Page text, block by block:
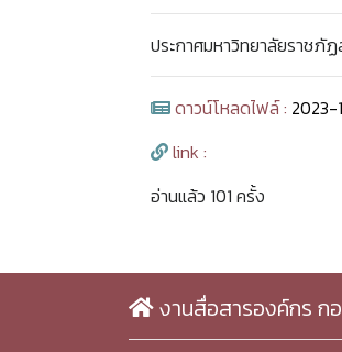
ประกาศมหาวิทยาลัยราชภั
ดาวน์โหลดไฟล์ : 2023-
link :
อ่านแล้ว 101 ครั้ง
งานสื่อสารองค์กร ก